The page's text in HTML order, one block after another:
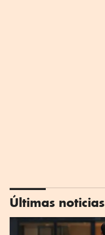
Últimas noticias